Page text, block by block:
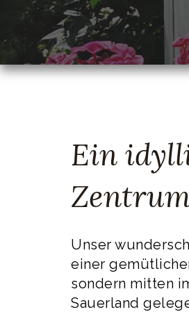
Ein
Unser
einer
sondern mitten
Sauerland